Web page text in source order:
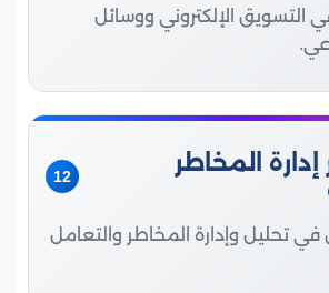
الإلكتروني ووسائل
المخاطر
12
تحليل وإدارة المخاطر والتعامل